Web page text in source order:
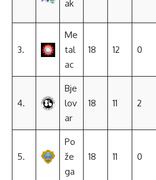
ak
3.
Me
tal
ac
18 12 0
4.
Bje
lov
ar
18 11 2
5.
Po
že
ga
18 11 0